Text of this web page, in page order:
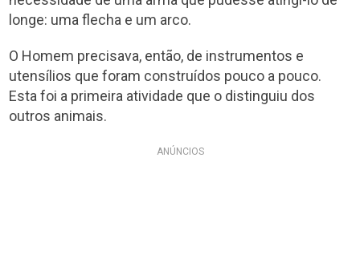
longe: uma flecha e um arco.
O Homem precisava, então, de instrumentos e
utensílios que foram construídos pouco a pouco.
Esta foi a primeira atividade que o distinguiu dos
outros animais.
ANÚNCIOS